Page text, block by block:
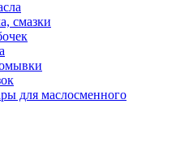
смазки
для маслосменного